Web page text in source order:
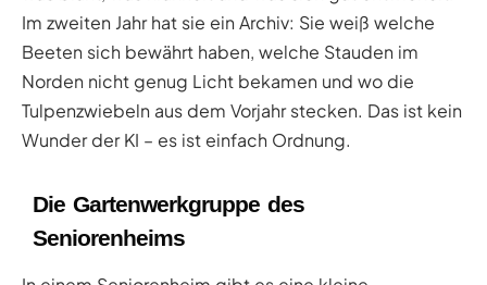
Im zweiten Jahr hat sie ein Archiv: Sie weiß welche
Beeten sich bewährt haben, welche Stauden im
Norden nicht genug Licht bekamen und wo die
Tulpenzwiebeln aus dem Vorjahr stecken. Das ist kein
Wunder der KI – es ist einfach Ordnung.
Die Gartenwerkgruppe des
Seniorenheims